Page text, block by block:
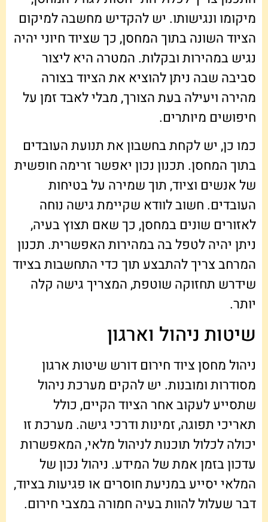
מיקומו ונגישותו. יש להקדיש מחשבה למיקום
הציוד השונה בתוך המחסן, כך שציוד חיוני יהיה
נגיש במהירות ובקלות. המטרה היא ליצור
סביבה שבה ניתן להוציא את הציוד בצורה
מהירה ויעילה בעת הצורך, מבלי לאבד זמן על
חיפושים מיותרים.
כמו כן, יש לקחת בחשבון את תנועת העובדים
בתוך המחסן. תכנון נכון יאפשר זרימה חופשית
של אנשים וציוד, תוך שמירה על בטיחות
העובדים. חשוב לוודא שקיימת גישה נוחה
לאזורים שונים במחסן, כך שאם תצוץ בעיה,
ניתן יהיה לטפל בה במהירות האפשרית. תכנון
המרחב צריך להתבצע תוך כדי התחשבות בציוד
שידרש תחזוקה שוטפת, המצריך גישה קלה
יותר.
שיטות ניהול וארגון
ניהול מחסן ציוד חירום דורש שיטות ארגון
מסודרות ומובנות. יש להקים מערכת ניהול
שתסייע לעקוב אחר הציוד הקיים, כולל
תאריכי תפוגה, זמינות ודרכי גישה. מערכת זו
יכולה לכלול תוכנות לניהול מלאי, המאפשרות
עדכון בזמן אמת של המידע. ניהול נכון של
המלאי יסייע במניעת חוסרים או פגיעות בציוד,
דבר שעלול להוות בעיה חמורה במצבי חירום.